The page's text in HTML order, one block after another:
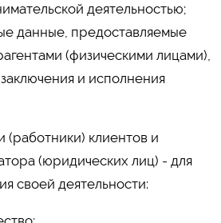
деятельностью;
данные, предоставляемые
(физическими лицами),
и исполнения
(работники) клиентов и
(юридических лиц) - для
своей деятельности: